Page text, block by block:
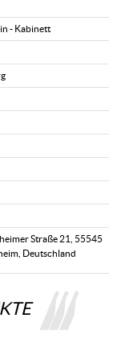
- Kabinett
Straße 21, 55545
Deutschland